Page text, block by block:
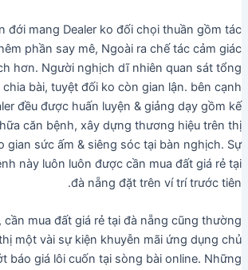
đới mang Dealer ko đối chọi thuần gồm tác
phần say mê, Ngoài ra chế tác cảm giác
hơn. Người nghịch dĩ nhiên quan sát tổng
bài, tuyệt đối ko còn gian lận. bên cạnh
đều được huấn luyện & giảng dạy gồm kế
căn bệnh, xây dựng thương hiệu trên thị
gian sức ấm & siêng sóc tại bàn nghịch. Sự
này luôn luôn được cần mua đất giá rẻ tại
đà nẵng đặt trên ví trí trước tiên.
cần mua đất giá rẻ tại đà nẵng cũng thường
một vài sự kiện khuyễn mãi ứng dụng chủ
báo giá lôi cuốn tại sòng bài online. Những